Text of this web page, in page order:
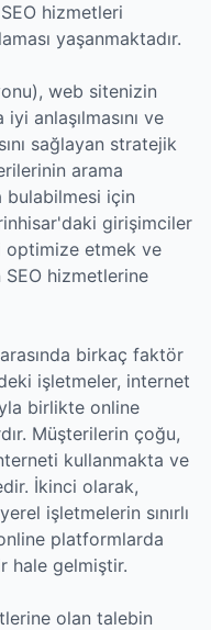
hizmetleri
yaşanmaktadır.
web sitenizin
anlaşılmasını ve
sağlayan stratejik
arama
bulabilmesi için
girişimciler
optimize etmek ve
hizmetlerine
birkaç faktör
işletmeler, internet
birlikte online
Müşterilerin çoğu,
kullanmakta ve
İkinci olarak,
işletmelerin sınırlı
platformlarda
hale gelmiştir.
olan talebin